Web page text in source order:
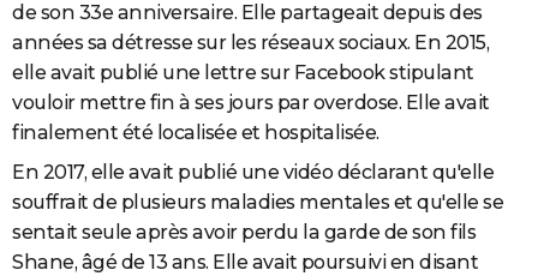
de son 33e anniversaire. Elle partageait depuis des
années sa détresse sur les réseaux sociaux. En 2015,
elle avait publié une lettre sur Facebook stipulant
vouloir mettre fin à ses jours par overdose. Elle avait
finalement été localisée et hospitalisée.
En 2017, elle avait publié une vidéo déclarant qu'elle
souffrait de plusieurs maladies mentales et qu'elle se
sentait seule après avoir perdu la garde de son fils
Shane, âgé de 13 ans. Elle avait poursuivi en disant